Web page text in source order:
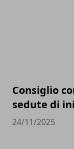
Consiglio
sedute di
24/11/2025